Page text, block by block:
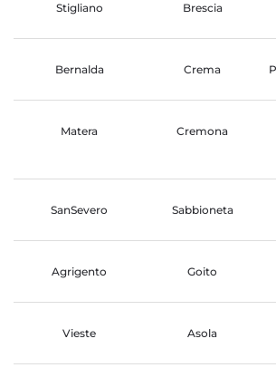
Stigliano Brescia
Bernalda Crema
Matera Cremona
SanSevero Sabbioneta
Agrigento Goito
Vieste Asola